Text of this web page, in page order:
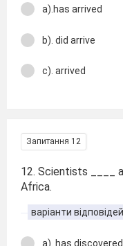
a).has arrived
b). did arrive
c). arrived
Запитання 12
12. Scientists ____
Africa.
варіанти відповідей
a). has discovered